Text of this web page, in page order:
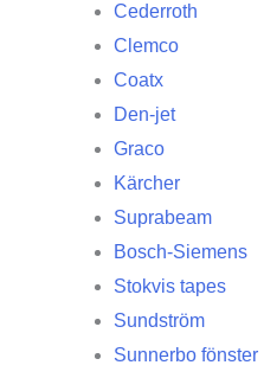
Cederroth
Clemco
Coatx
Den-jet
Graco
Kärcher
Suprabeam
Bosch-Siemens
Stokvis tapes
Sundström
Sunnerbo fönster